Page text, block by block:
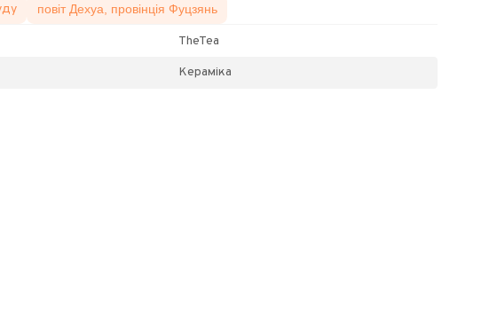
повіт Дехуа, провінція Фуцзянь
TheTea
Кераміка